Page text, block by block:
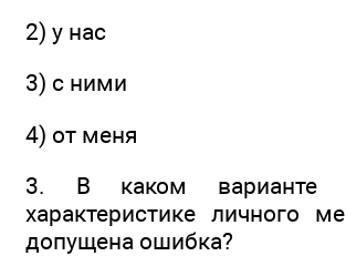
2) у нас
3) с ними
4) от меня
3. В каком варианте
характеристике личного
допущена ошибка?